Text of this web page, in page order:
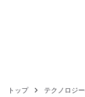
トップ テクノロジ